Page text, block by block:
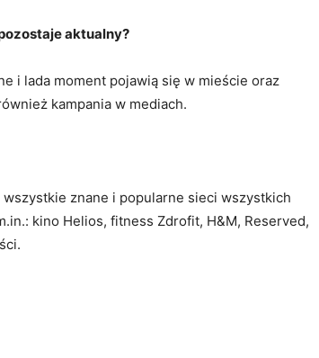
aktualny?
i lada moment pojawią się w mieście oraz
kampania w mediach.
znane i popularne sieci wszystkich
kino Helios, fitness Zdrofit, H&M, Reserved,